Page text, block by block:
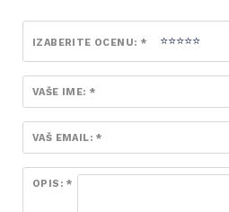
IZABERITE OCENU: *
VAŠE IME: *
VAŠ EMAIL: *
OPIS: *